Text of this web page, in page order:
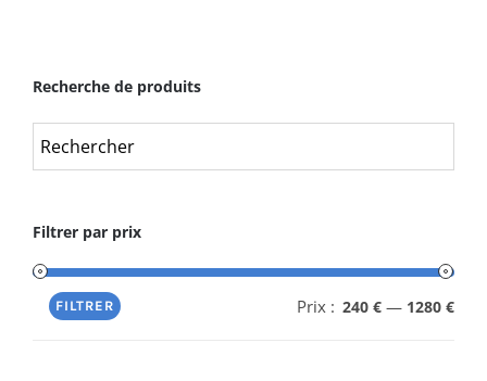
Recherche de produits
Filtrer par prix
FILTRER Prix : 240 € — 1280 €